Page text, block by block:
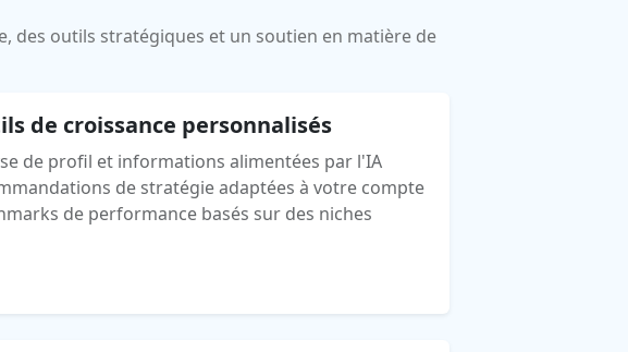
des outils stratégiques et un soutien en matière de
de croissance personnalisés
de profil et informations alimentées par l'IA
de stratégie adaptées à votre compte
de performance basés sur des niches